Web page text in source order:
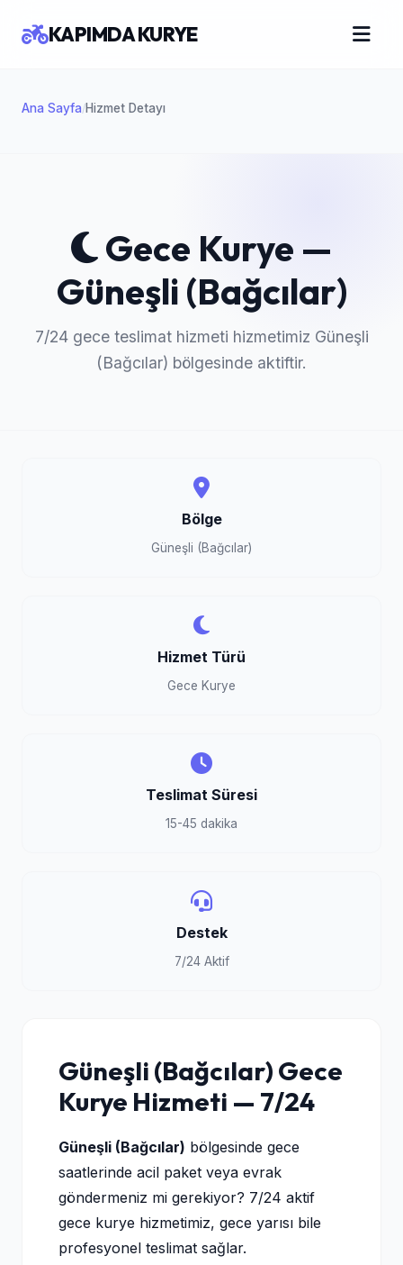
Ana Sayfa/Hizmet Detayı
KAPIMDA KURYE
Gece Kurye —
Güneşli (Bağcılar)
7/24 gece teslimat hizmeti hizmetimiz Güneşli
(Bağcılar) bölgesinde aktiftir.
Bölge
Güneşli (Bağcılar)
Hizmet Türü
Gece Kurye
Teslimat Süresi
15-45 dakika
Destek
7/24 Aktif
Güneşli (Bağcılar) Gece
Kurye Hizmeti — 7/24
Güneşli (Bağcılar) bölgesinde gece
saatlerinde acil paket veya evrak
göndermeniz mi gerekiyor? 7/24 aktif
gece kurye hizmetimiz, gece yarısı bile
profesyonel teslimat sağlar.